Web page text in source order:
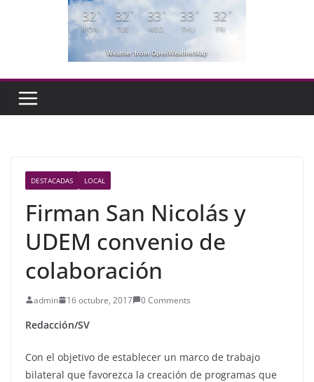
32 °
MON
32°
TUE
33°
WED
33°
THU
32°
FRI
Weather from OpenWeatherMap
DESTACADAS LOCAL
Firman San Nicolás y
UDEM convenio de
colaboración
admin 16 octubre, 2017 0 Comments
Redacción/SV
Con el objetivo de establecer un marco de trabajo
bilateral que favorezca la creación de programas que